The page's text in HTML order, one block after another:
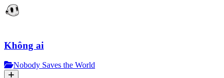
Không ai
Nobody Saves the World